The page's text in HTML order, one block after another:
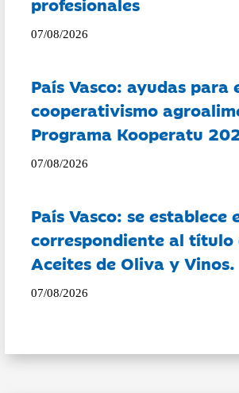
07/08/2026
País Vasco: ayudas para
cooperativismo
Programa Kooperatu
07/08/2026
País Vasco: se establece
correspondiente al título
Aceites de Oliva y Vinos.
07/08/2026